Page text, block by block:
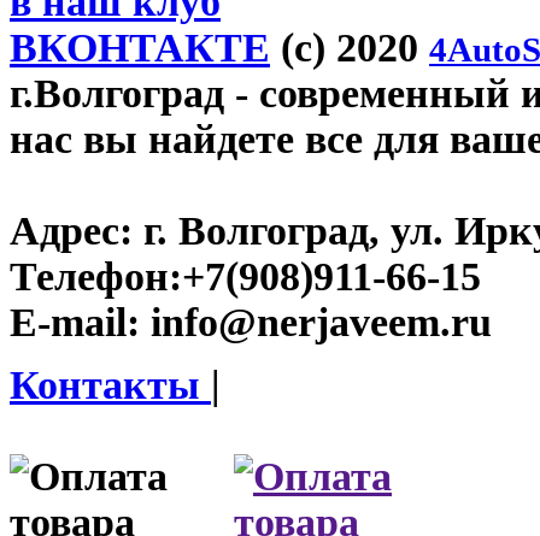
ВКОНТАКТЕ (c) 2020
г.Волгоград - современный
нас вы найдете все для
Адрес: г. Волгоград, ул.
Телефон:+7(908)911-66-15
E-mail: info@nerjaveem.ru
Контакты |